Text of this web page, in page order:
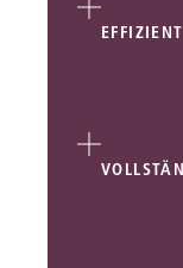
EFFIZIENT